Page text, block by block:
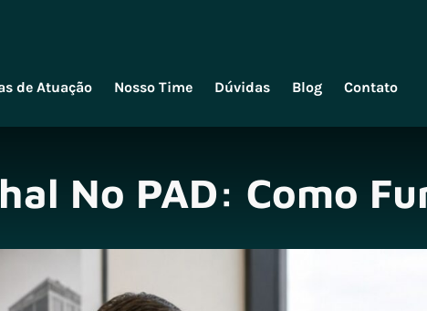
de Atuação Nosso Time Dúvidas Blog Contato
No PAD: Como